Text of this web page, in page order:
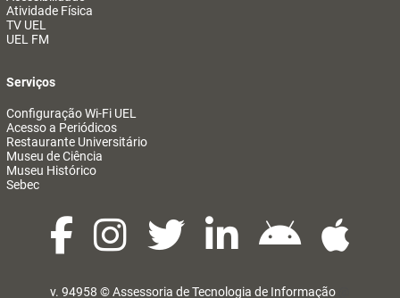
Atividade Física
TV UEL
UEL FM
Serviços
Configuração Wi-Fi UEL
Acesso a Periódicos
Restaurante Universitário
Museu de Ciência
Museu Histórico
Sebec
v. 94958 ©Assessoria de Tecnologia de Informação